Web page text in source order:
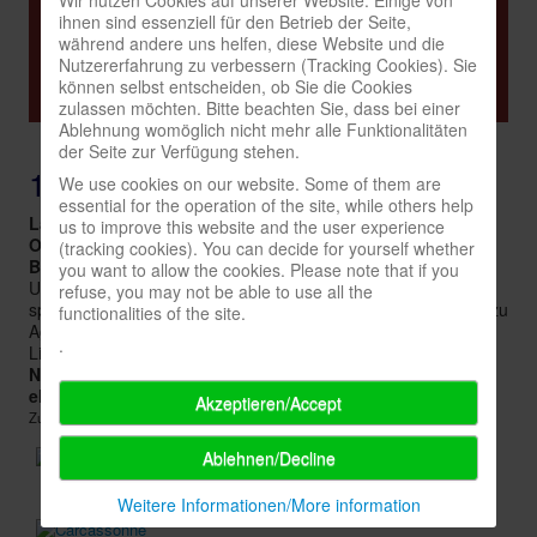
Infos
Shop
Download spielbox Special 2025
Newsletter
Spieledatenbank
Premium login
Neuheiten-New Games
Köpfe-Heads
Branchen-/Wirtschaftsnews
Interviews
Crowdfunding
Veranstaltungen-Events
Neuer Eintrag
Suche
18055
Land: Deutschland
Ort:Rostock
Beschreibung:"Heyhallo:-) Gibt es in Rostock oder
Umgebung nette Leute, die gern Brett- und Kartenspiele
spielen???? Gern auch Strategiespiele, von Zug um Zug bis zu
Agricola, Puerto Rico und Co. Ja? Dann bitte melden..:-)
Lieben Gruss"
Name:Daniel
eMail:
Zu finden in:
ihnen sind essenziell für den Betrieb der Seite,
während andere uns helfen, diese Website und die
Nutzererfahrung zu verbessern (Tracking Cookies). Sie
können selbst entscheiden, ob Sie die Cookies
zulassen möchten. Bitte beachten Sie, dass bei einer
Ablehnung womöglich nicht mehr alle Funktionalitäten
der Seite zur Verfügung stehen.
We use cookies on our website. Some of them are
essential for the operation of the site, while others help
us to improve this website and the user experience
(tracking cookies). You can decide for yourself whether
you want to allow the cookies. Please note that if you
refuse, you may not be able to use all the
functionalities of the site.
.
Akzeptieren/Accept
Ablehnen/Decline
Weitere Informationen/More information